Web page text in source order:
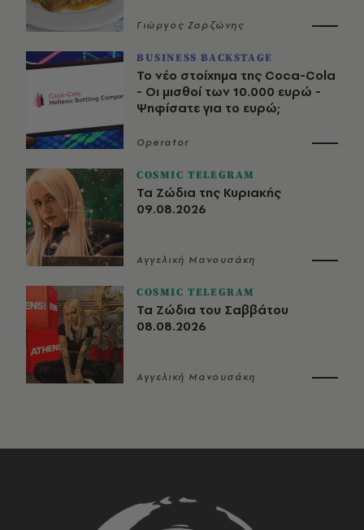
Γιώργος Ζαρζώνης
BUSINESS BACKSTAGE
Το νέο στοίχημα της Coca-Cola
- Οι μισθοί των 10.000 ευρώ -
Ψηφίσατε για το ευρώ;
Operator
COSMIC TELEGRAM
Τα Ζώδια της Κυριακής
09.08.2026
Αγγελική Μανουσάκη
COSMIC TELEGRAM
Τα Ζώδια του Σαββάτου
08.08.2026
Αγγελική Μανουσάκη